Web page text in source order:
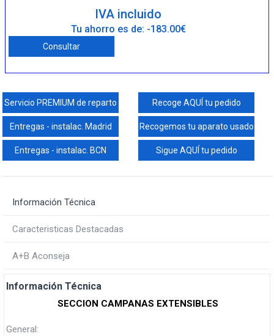
IVA incluido
Tu ahorro es de: -183.00€
Consultar
Servicio PREMIUM de reparto Recoge AQUÍ tu pedido
Entregas - instalac. Madrid Recogemos tu aparato usado
Entregas - instalac. BCN Sigue AQUÍ tu pedido
Información Técnica
Caracteristicas Destacadas
A+B Aconseja
Información Técnica
SECCION CAMPANAS EXTENSIBLES
General: